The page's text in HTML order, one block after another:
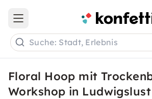
Open main menu
Suche: Stadt, Erlebnis
Floral Hoop mit
Workshop in Ludwigslust